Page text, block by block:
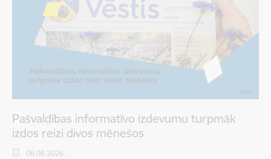
Pašvaldības informatīvo izdevumu turpmāk
izdos reizi divos mēnešos
06.08.2026.